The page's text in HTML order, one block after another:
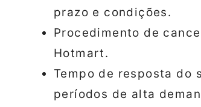
prazo e condições.
Procedimento de
Hotmart.
Tempo de resposta do
períodos de alta